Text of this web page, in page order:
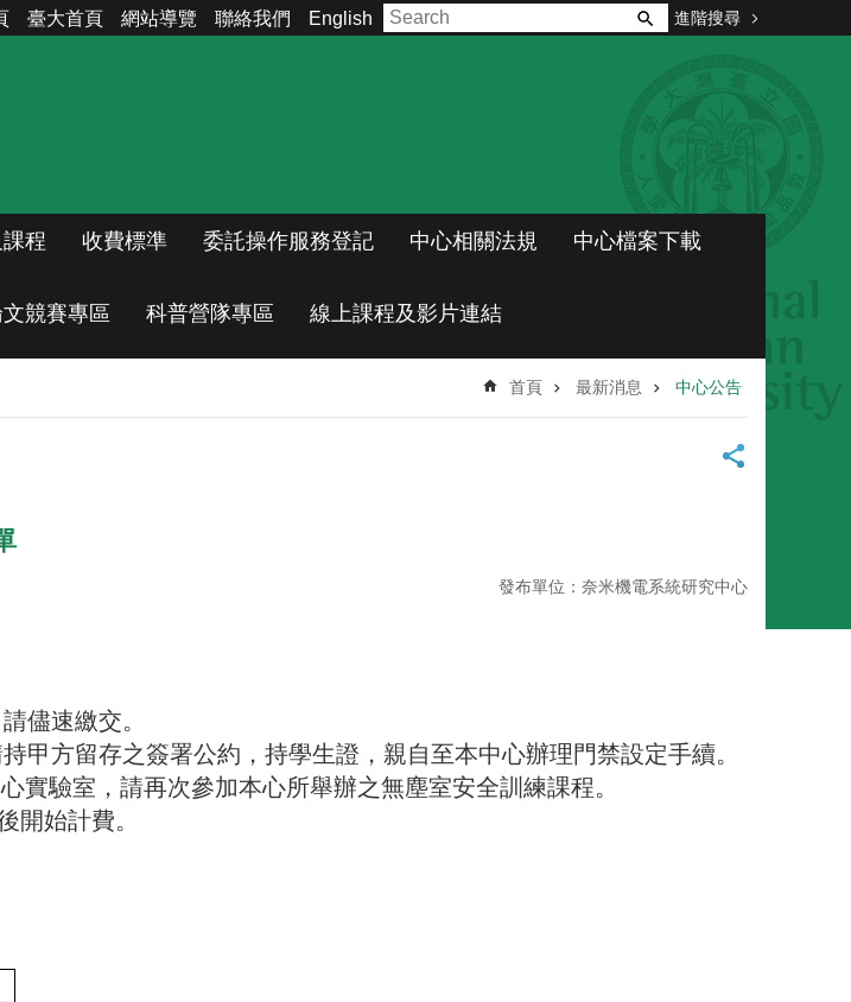
臺大首頁 網站導覽 聯絡我們 English 進階搜尋
程 收費標準 委託操作服務登記 中心相關法規 中心檔案下載
競賽專區 科普營隊專區 線上課程及影片連結
首頁 最新消息 中心公告
發布單位：奈米機電系統研究中心
儘速繳交。
甲方留存之簽署公約，持學生證，親自至本中心辦理門禁設定手續。
實驗室，請再次參加本心所舉辦之無塵室安全訓練課程。
開始計費。